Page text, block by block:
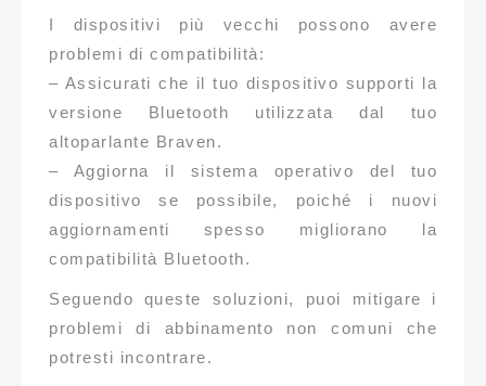
I dispositivi più vecchi possono avere
problemi di compatibilità:
– Assicurati che il tuo dispositivo supporti la
versione Bluetooth utilizzata dal tuo
altoparlante Braven.
– Aggiorna il sistema operativo del tuo
dispositivo se possibile, poiché i nuovi
aggiornamenti spesso migliorano la
compatibilità Bluetooth.
Seguendo queste soluzioni, puoi mitigare i
problemi di abbinamento non comuni che
potresti incontrare.